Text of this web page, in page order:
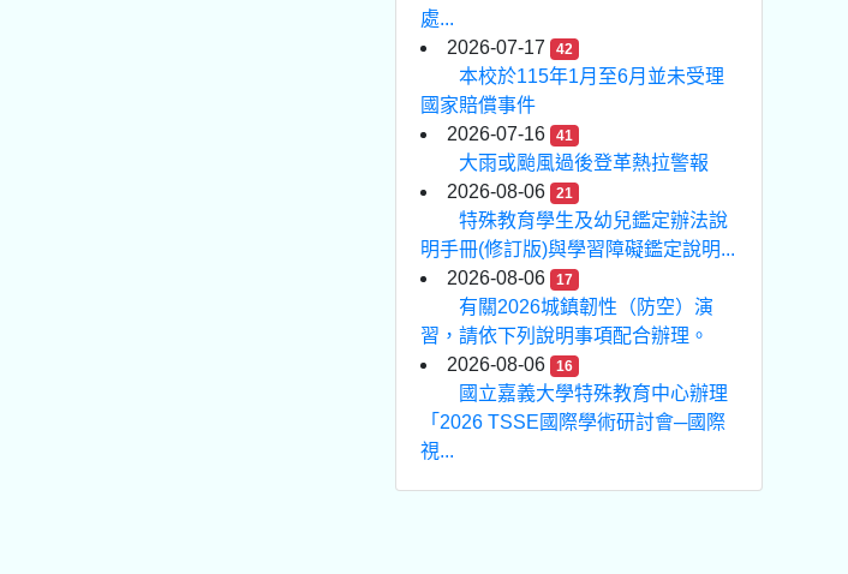
處...
2026-07-17
42
本校於115年1月至6月並未受理
國家賠償事件
2026-07-16
41
大雨或颱風過後登革熱拉警報
2026-08-06
21
特殊教育學生及幼兒鑑定辦法說
明手冊(修訂版)與學習障礙鑑定說明...
2026-08-06
17
有關2026城鎮韌性（防空）演
習，請依下列說明事項配合辦理。
2026-08-06
16
國立嘉義大學特殊教育中心辦理
「2026 TSSE國際學術研討會─國際
視...